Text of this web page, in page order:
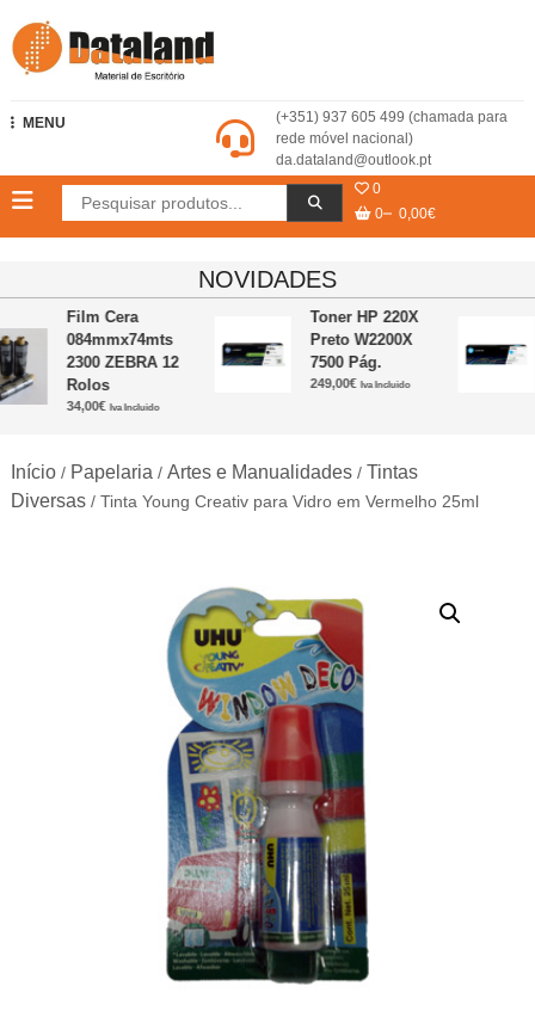
content
MENU
(+351) 937 605 499 (chamada para
rede móvel nacional)
da.dataland@outlook.pt
0
0
0,00€
NOVIDADES
Film Cera
084mmx74mts
2300 ZEBRA 12
Rolos
34,00€ Iva Incluido
Toner HP 220X
Preto W2200X
7500 Pág.
249,00€ Iva Incluido
Início/ Papelaria / Artes e Manualidades/ Tintas
Diversas/ Tinta Young Creativ para Vidro em Vermelho 25ml